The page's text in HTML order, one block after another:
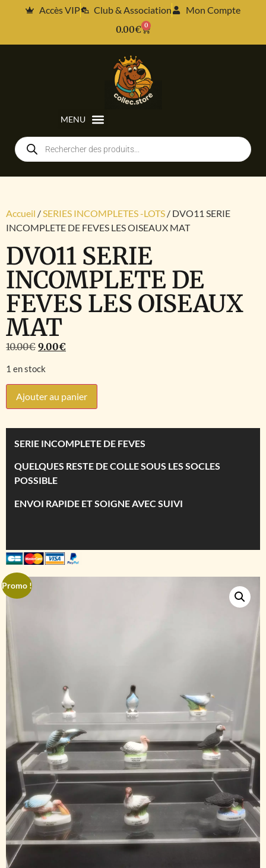
Accès VIP Club & Association
Mon Compte
0.00€ 0
Accueil /SERIES INCOMPLETES -LOTS / DVO11 SERIE
INCOMPLETE DE FEVES LES OISEAUX MAT
DVO11 SERIE
INCOMPLETE DE
FEVES LES OISEAUX
MAT
10.00€ 9.00€
1 en stock
Ajouter au panier
SERIE INCOMPLETE DE FEVES
QUELQUES RESTE DE COLLE SOUS LES SOCLES
POSSIBLE
ENVOI RAPIDE ET SOIGNE AVEC SUIVI
Promo !